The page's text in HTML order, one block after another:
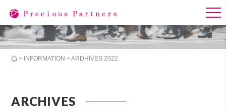
> INFORMATION > ARDHIVES 2022
ARCHIVES